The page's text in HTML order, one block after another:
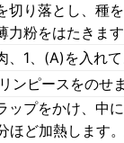
切り落とし、種
力粉をはたきます
、1、(A)を入れて
ンピースをのせま
ップをかけ、中
ほど加熱します